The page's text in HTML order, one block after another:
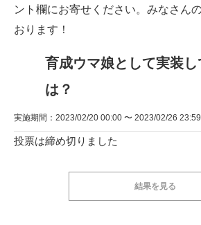
ント欄にお寄せください。みなさん
おります！
育成ウマ娘として実装
は？
実施期間：2023/02/20 00:00 〜 2023/02/26 23:59
投票は締め切りました
結果を見る